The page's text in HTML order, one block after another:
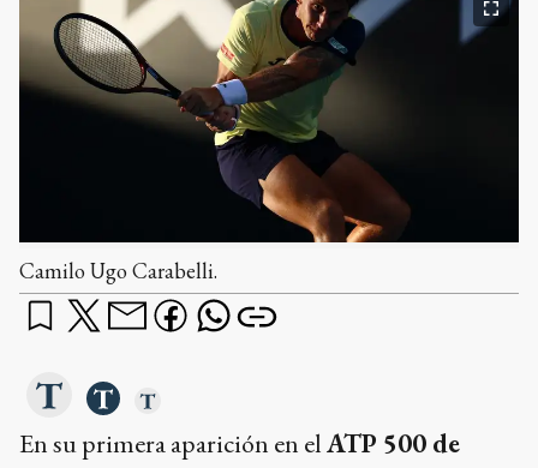
Camilo Ugo Carabelli.
En su primera aparición en elATP 500 de